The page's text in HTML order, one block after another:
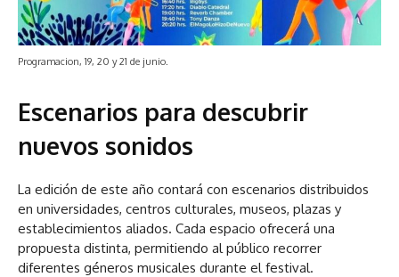
Programacion, 19, 20 y 21 de junio.
Escenarios para descubrir
nuevos sonidos
La edición de este año contará con escenarios distribuidos
en universidades, centros culturales, museos, plazas y
establecimientos aliados. Cada espacio ofrecerá una
propuesta distinta, permitiendo al público recorrer
diferentes géneros musicales durante el festival.